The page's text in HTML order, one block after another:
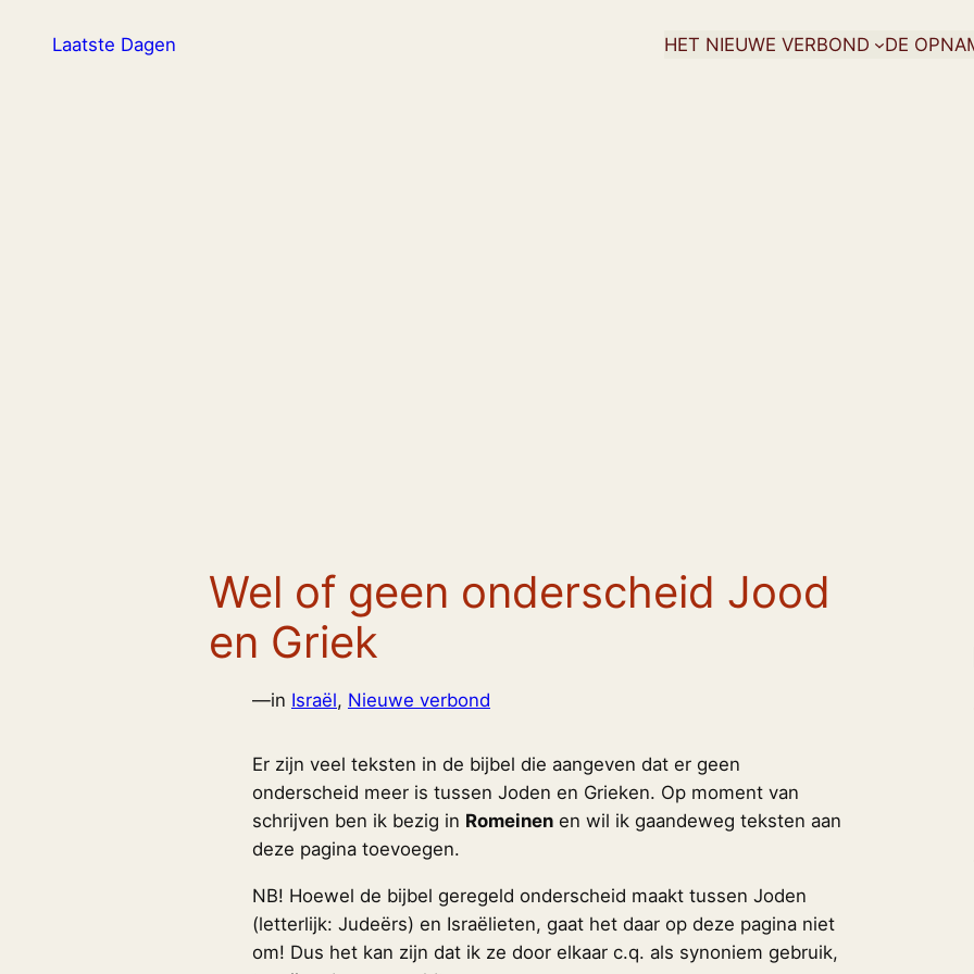
Laatste Dagen HET NIEUWE VERBOND DE
Wel of geen onderscheid Jood
en Griek
—in Israël, Nieuwe verbond
Er zijn veel teksten in de bijbel die aangeven dat er geen
onderscheid meer is tussen Joden en Grieken. Op moment van
schrijven ben ik bezig in Romeinen en wil ik gaandeweg teksten aan
deze pagina toevoegen.
NB! Hoewel de bijbel geregeld onderscheid maakt tussen Joden
(letterlijk: Judeërs) en Israëlieten, gaat het daar op deze pagina niet
om! Dus het kan zijn dat ik ze door elkaar c.q. als synoniem gebruik,